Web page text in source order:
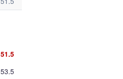
51.5
53.5